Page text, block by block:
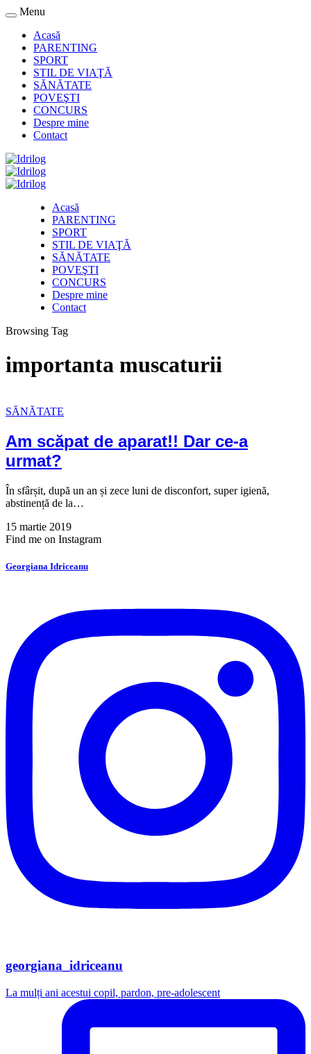
Menu
Acasă
PARENTING
SPORT
STIL DE VIAŢĂ
SĂNĂTATE
POVEŞTI
CONCURS
Despre mine
Contact
Acasă
PARENTING
SPORT
STIL DE VIAŢĂ
SĂNĂTATE
POVEŞTI
CONCURS
Despre mine
Contact
Browsing Tag
importanta muscaturii
SĂNĂTATE
Am scăpat de aparat!! Dar ce-a
urmat?
În sfârșit, după un an și zece luni de disconfort, super igienă,
abstinență de la…
15 martie 2019
Find me on Instagram
Georgiana Idriceanu
georgiana_idriceanu
La mulți ani acestui copil, pardon, pre-adolescent